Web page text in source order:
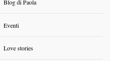
Blog di Paola
Eventi
Love stories